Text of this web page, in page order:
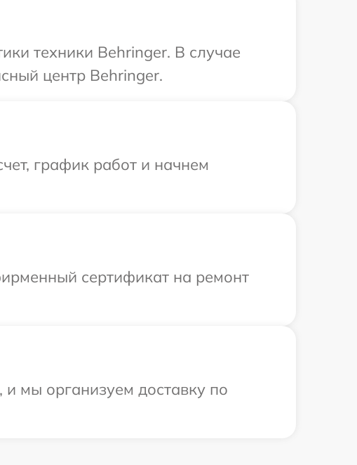
техники Behringer. В случае
центр Behringer.
график работ и начнем
сертификат на ремонт
мы организуем доставку по